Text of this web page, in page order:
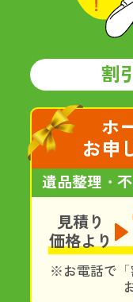
割
ホ
お申
遺品整理・
見積り
価格より
※お電話で「